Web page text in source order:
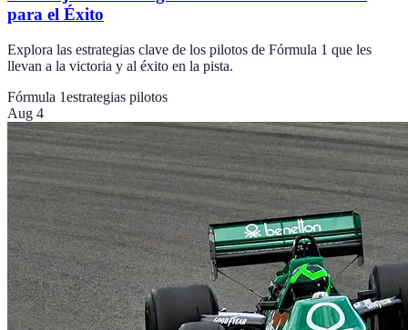
para el Éxito
Explora las estrategias clave de los pilotos de Fórmula 1 que les
llevan a la victoria y al éxito en la pista.
Fórmula 1estrategias pilotos
Aug 4